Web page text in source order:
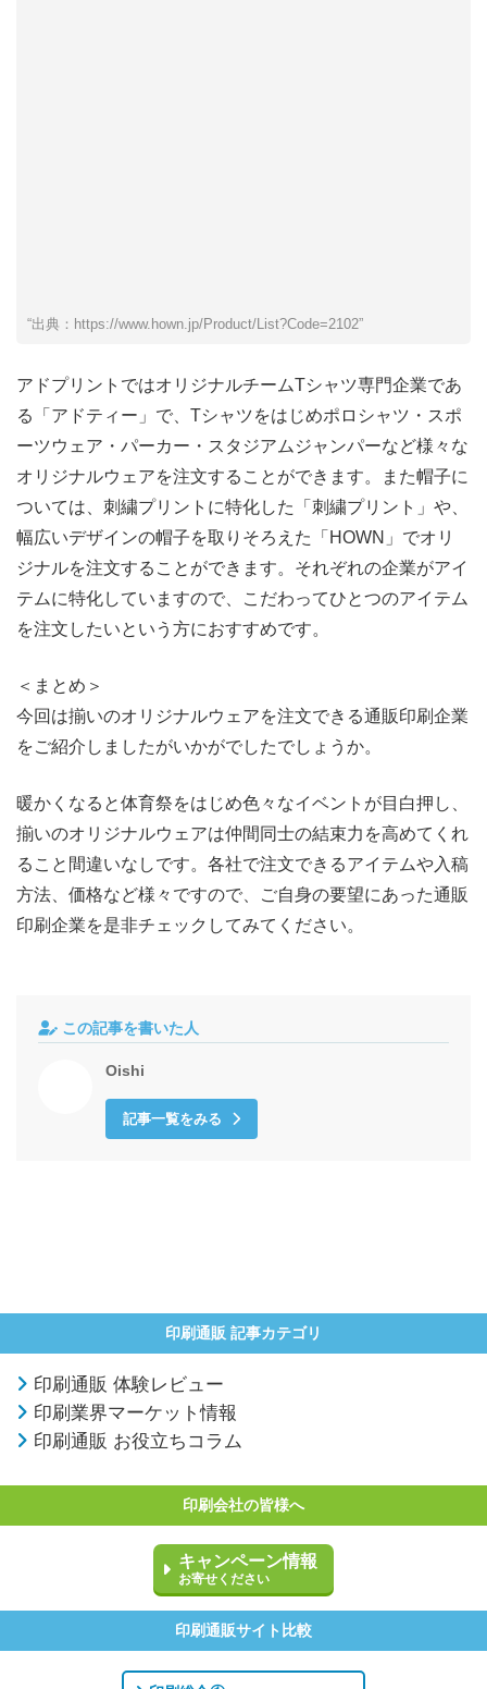
“出典：https://www.hown.jp/Product/List?Code=2102”
アドプリントではオリジナルチームTシャツ専門企業であ
る「アドティー」で、Tシャツをはじめポロシャツ・スポ
ーツウェア・パーカー・スタジアムジャンパーなど様々な
オリジナルウェアを注文することができます。また帽子に
ついては、刺繍プリントに特化した「刺繍プリント」や、
幅広いデザインの帽子を取りそろえた「HOWN」でオリ
ジナルを注文することができます。それぞれの企業がアイ
テムに特化していますので、こだわってひとつのアイテム
を注文したいという方におすすめです。
＜まとめ＞
今回は揃いのオリジナルウェアを注文できる通販印刷企業
をご紹介しましたがいかがでしたでしょうか。
暖かくなると体育祭をはじめ色々なイベントが目白押し、
揃いのオリジナルウェアは仲間同士の結束力を高めてくれ
ること間違いなしです。各社で注文できるアイテムや入稿
方法、価格など様々ですので、ご自身の要望にあった通販
印刷企業を是非チェックしてみてください。
この記事を書いた人
Oishi
記事一覧をみる
印刷通販 記事カテゴリ
印刷通販 体験レビュー
印刷業界マーケット情報
印刷通販 お役立ちコラム
印刷会社の皆様へ
キャンペーン情報
お寄せください
印刷通販サイト比較